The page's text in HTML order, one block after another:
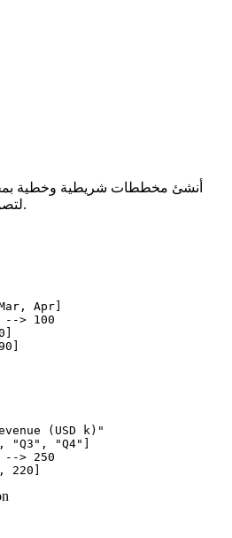
أنشئ مخططات شريطية وخطية
لتصور البيانات وتحليل الاتجاهات.
Apr]
--> 100
(USD k)"
"Q3", "Q4"]
--> 250
220]